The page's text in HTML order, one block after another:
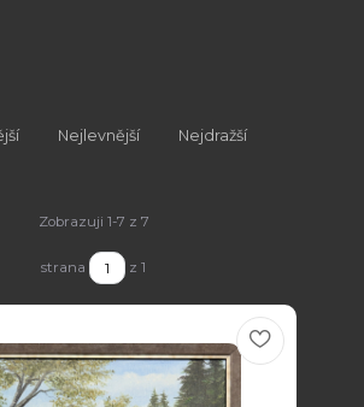
Nejlevnější Nejdražší
Zobrazuji 1-7 z 7
strana z 1